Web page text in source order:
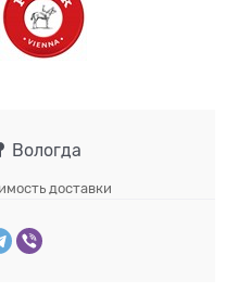
Вологда
доставки